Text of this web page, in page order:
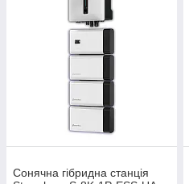
Сонячна гібридна станція